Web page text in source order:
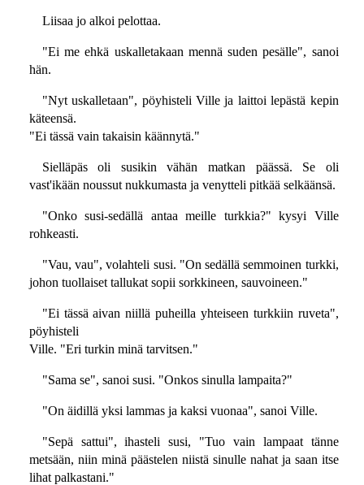
Liisaa jo alkoi pelottaa.
"Ei me ehkä uskalletakaan mennä suden pesälle", sanoi
hän.
"Nyt uskalletaan", pöyhisteli Ville ja laittoi lepästä kepin
käteensä.
"Ei tässä vain takaisin käännytä."
Sielläpäs oli susikin vähän matkan päässä. Se oli
vast'ikään noussut nukkumasta ja venytteli pitkää selkäänsä.
"Onko susi-sedällä antaa meille turkkia?" kysyi Ville
rohkeasti.
"Vau, vau", volahteli susi. "On sedällä semmoinen turkki,
johon tuollaiset tallukat sopii sorkkineen, sauvoineen."
"Ei tässä aivan niillä puheilla yhteiseen turkkiin ruveta",
pöyhisteli
Ville. "Eri turkin minä tarvitsen."
"Sama se", sanoi susi. "Onkos sinulla lampaita?"
"On äidillä yksi lammas ja kaksi vuonaa", sanoi Ville.
"Sepä sattui", ihasteli susi, "Tuo vain lampaat tänne
metsään, niin minä päästelen niistä sinulle nahat ja saan itse
lihat palkastani."